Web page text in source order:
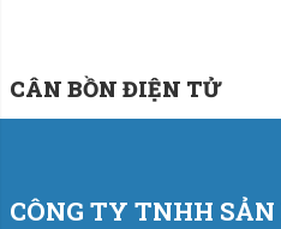
CÂN BỒN ĐIỆN TỬ
CÔNG TY TNHH